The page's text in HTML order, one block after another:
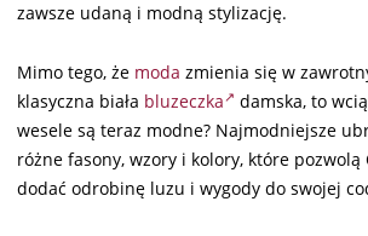
zawsze udaną i modną stylizację.
Mimo tego, że moda zmienia się w
klasyczna biała bluzeczka damska, to
wesele są teraz modne? Najmodniejsze
różne fasony, wzory i kolory, które
dodać odrobinę luzu i wygody do swojej